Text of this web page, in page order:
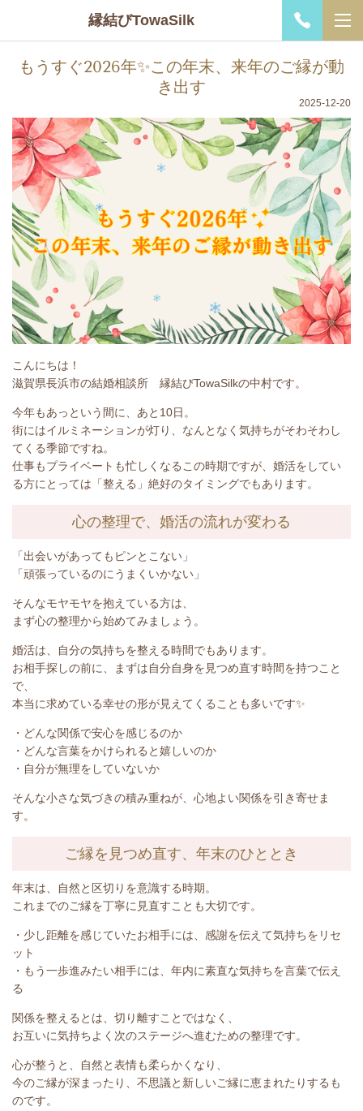
縁結びTowaSilk
もうすぐ2026年✨この年末、来年のご縁が動
き出す
2025-12-20
こんにちは！
滋賀県長浜市の結婚相談所 縁結びTowaSilkの中村です。
今年もあっという間に、あと 10日。
街にはイルミネーションが灯り、なんとなく気持ちがそわそわし
てくる季節ですね。
仕事もプライベートも忙しくなるこの時期ですが、婚活をしてい
る方にとっては「整える」絶好のタイミングでもあります。
心の整理で、婚活の流れが変わる
「出会いがあってもピンとこない」
「頑張っているのにうまくいかない」
そんなモヤモヤを抱えている方は、
まず心の整理から始めてみましょう。
婚活は、自分の気持ちを整える時間でもあります。
お相手探しの前に、まずは自分自身を見つめ直す時間を持つこと
で、
本当に求めている幸せの形が見えてくることも多いです✨
・どんな関係で安心を感じるのか
・どんな言葉をかけられると嬉しいのか
・自分が無理をしていないか
そんな小さな気づきの積み重ねが、心地よい関係を引き寄せま
す。
ご縁を見つめ直す、年末のひととき
年末は、自然と区切りを意識する時期。
これまでのご縁を丁寧に見直すことも大切です。
・少し距離を感じていたお相手には、感謝を伝えて気持ちをリセ
ット
・もう一歩進みたい相手には、年内に素直な気持ちを言葉で伝え
る
関係を整えるとは、切り離すことではなく、
お互いに気持ちよく次のステージへ進むための整理です。
心が整うと、自然と表情も柔らかくなり、
今のご縁が深まったり、不思議と新しいご縁に恵まれたりするも
のです。